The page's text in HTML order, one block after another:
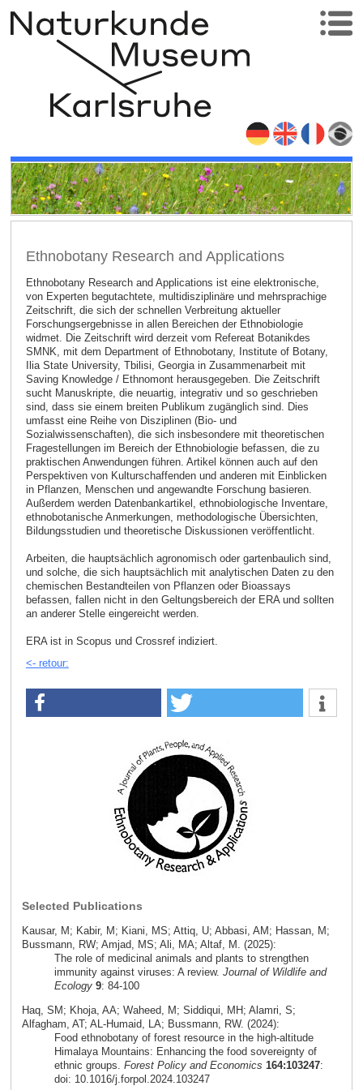
Ethnobotany Research and Applications
Ethnobotany Research and Applications ist eine elektronische,
von Experten begutachtete, multidisziplinäre und mehrsprachige
Zeitschrift, die sich der schnellen Verbreitung aktueller
Forschungsergebnisse in allen Bereichen der Ethnobiologie
widmet. Die Zeitschrift wird derzeit vom Refereat Botanikdes
SMNK, mit dem Department of Ethnobotany, Institute of Botany,
Ilia State University, Tbilisi, Georgia in Zusammenarbeit mit
Saving Knowledge / Ethnomont herausgegeben. Die Zeitschrift
sucht Manuskripte, die neuartig, integrativ und so geschrieben
sind, dass sie einem breiten Publikum zugänglich sind. Dies
umfasst eine Reihe von Disziplinen (Bio- und
Sozialwissenschaften), die sich insbesondere mit theoretischen
Fragestellungen im Bereich der Ethnobiologie befassen, die zu
praktischen Anwendungen führen. Artikel können auch auf den
Perspektiven von Kulturschaffenden und anderen mit Einblicken
in Pflanzen, Menschen und angewandte Forschung basieren.
Außerdem werden Datenbankartikel, ethnobiologische Inventare,
ethnobotanische Anmerkungen, methodologische Übersichten,
Bildungsstudien und theoretische Diskussionen veröffentlicht.
Arbeiten, die hauptsächlich agronomisch oder gartenbaulich sind,
und solche, die sich hauptsächlich mit analytischen Daten zu den
chemischen Bestandteilen von Pflanzen oder Bioassays
befassen, fallen nicht in den Geltungsbereich der ERA und sollten
an anderer Stelle eingereicht werden.
ERA ist in Scopus und Crossref indiziert.
<- retour:
Selected Publications
Kausar, M; Kabir, M; Kiani, MS; Attiq, U; Abbasi, AM; Hassan, M;
Bussmann, RW; Amjad, MS; Ali, MA; Altaf, M. (2025):
The role of medicinal animals and plants to strengthen
immunity against viruses: A review. Journal of Wildlife and
Ecology 9: 84-100
Haq, SM; Khoja, AA; Waheed, M; Siddiqui, MH; Alamri, S;
Alfagham, AT; AL-Humaid, LA; Bussmann, RW. (2024):
Food ethnobotany of forest resource in the high-altitude
Himalaya Mountains: Enhancing the food sovereignty of
ethnic groups. Forest Policy and Economics 164:103247:
doi: 10.1016/j.forpol.2024.103247